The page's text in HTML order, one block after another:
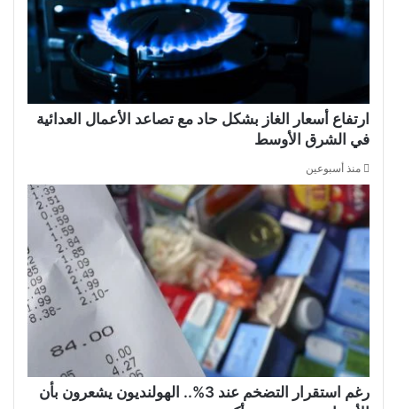
ارتفاع أسعار الغاز بشكل حاد مع تصاعد الأعمال العدائية
في الشرق الأوسط
منذ أسبوعين
رغم استقرار التضخم عند 3%.. الهولنديون يشعرون بأن